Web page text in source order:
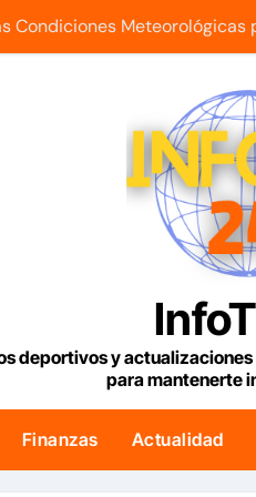
Condiciones
reanuda sus
con cáncer que creó
tenemos es la
su influencia para acelerar
bono para familias
reparación de 13.000
deportivos y
para mantenerte
Finanzas Actualidad